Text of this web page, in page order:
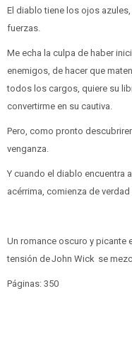
El diablo tiene los ojos
fuerzas.
Me echa la culpa de haber
enemigos, de hacer que
todos los cargos, quiere su
convertirme en su cautiva.
Pero, como pronto
venganza.
Y cuando el diablo encuentra
acérrima, comienza de verdad
Un romance oscuro y picante
tensión de John Wick se
Páginas: 350